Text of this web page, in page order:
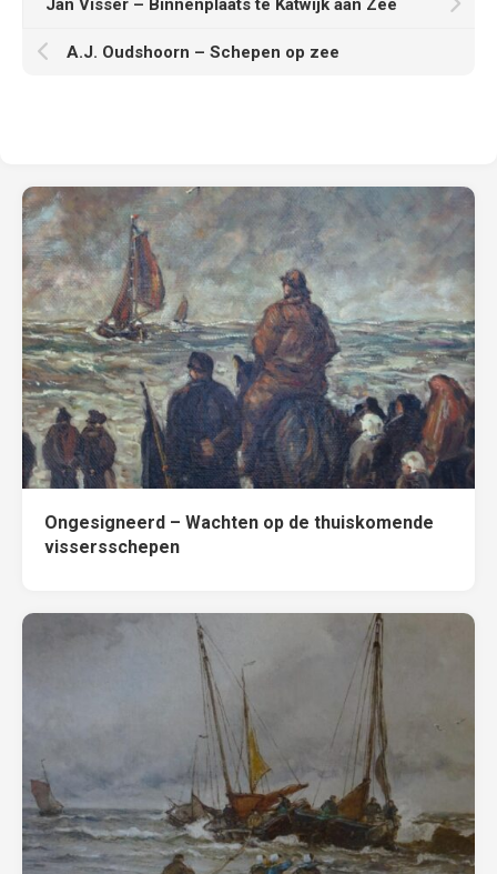
Jan Visser – Binnenplaats te Katwijk aan Zee
A.J. Oudshoorn – Schepen op zee
Ongesigneerd – Wachten op de thuiskomende
vissersschepen